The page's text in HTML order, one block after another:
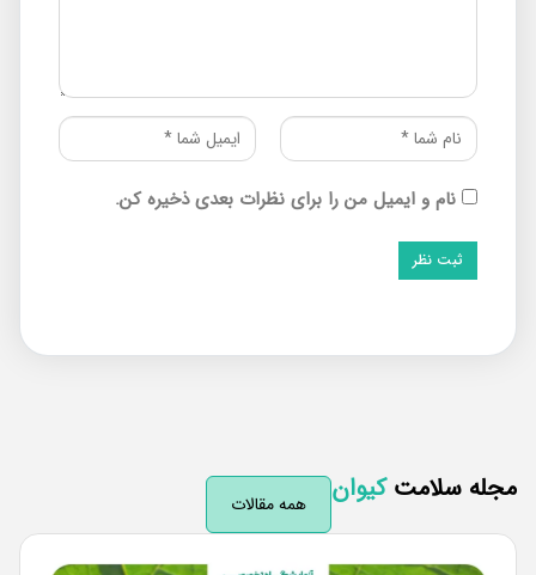
نام و ایمیل من را برای نظرات بعدی ذخیره کن.
سلامتکیوان همه مقالات